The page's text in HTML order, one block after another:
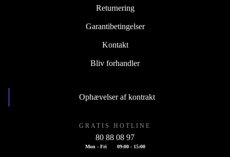
Returnering
Garantibetingelser
Kontakt
Bliv forhandler
Ophævelser af kontrakt
GRATIS HOTLINE
80 88 08 97
Mon - Fri 09:00 - 15:00